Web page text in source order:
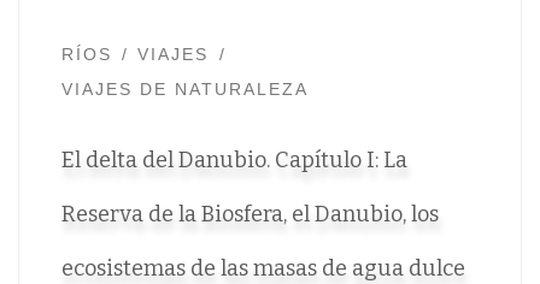
RÍOS
VIAJES
VIAJES DE NATURALEZA
El delta del Danubio. Capítulo I: La
Reserva de la Biosfera, el Danubio, los
ecosistemas de las masas de agua dulce